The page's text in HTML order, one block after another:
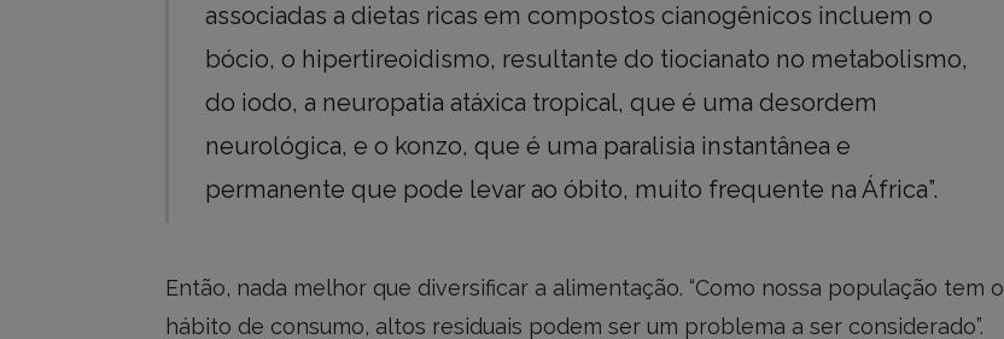
associadas a dietas ricas em compostos cianogênicos incluem o
bócio, o hipertireoidismo, resultante do tiocianato no metabolismo,
do iodo, a neuropatia atáxica tropical, que é uma desordem
neurológica, e o konzo, que é uma paralisia instantânea e
permanente que pode levar ao óbito, muito frequente na África”.
Então, nada melhor que diversificar a alimentação. “Como nossa população tem o
hábito de consumo, altos residuais podem ser um problema a ser considerado”.